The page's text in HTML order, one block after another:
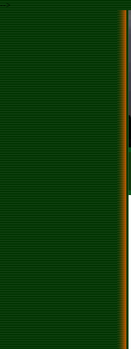
-->